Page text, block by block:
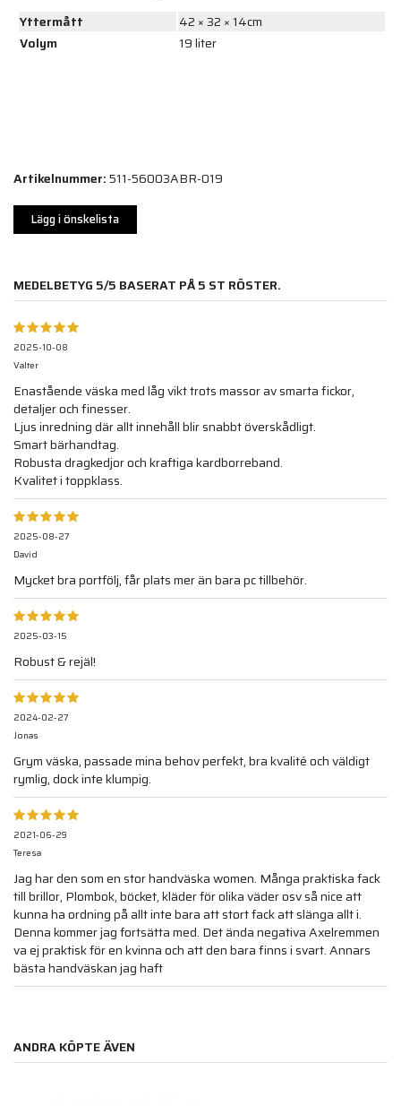
Yttermått
42 × 32 × 14cm
Volym
19 liter
Artikelnummer:511-56003ABR-019
Lägg i önskelista
MEDELBETYG 5/5 BASERAT PÅ5 ST RÖSTER.
2025-10-08
Valter
Enastående väska med låg vikt trots massor av smarta fickor,
detaljer och finesser.
Ljus inredning där allt innehåll blir snabbt överskådligt.
Smart bärhandtag.
Robusta dragkedjor och kraftiga kardborreband.
Kvalitet i toppklass.
2025-08-27
David
Mycket bra portfölj, får plats mer än bara pc tillbehör.
2025-03-15
Robust & rejäl!
2024-02-27
Jonas
Grym väska, passade mina behov perfekt, bra kvalité och väldigt
rymlig, dock inte klumpig.
2021-06-29
Teresa
Jag har den som en stor handväska women. Många praktiska fack
till brillor, Plombok, böcket, kläder för olika väder osv så nice att
kunna ha ordning på allt inte bara att stort fack att slänga allt i.
Denna kommer jag fortsätta med. Det ända negativa Axelremmen
va ej praktisk för en kvinna och att den bara finns i svart. Annars
bästa handväskan jag haft
ANDRA KÖPTE ÄVEN